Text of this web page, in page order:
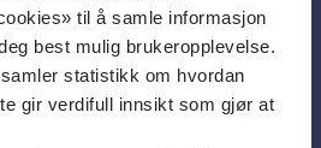
til å samle informasjon
best mulig brukeropplevelse.
statistikk om hvordan
gir verdifull innsikt som gjør at